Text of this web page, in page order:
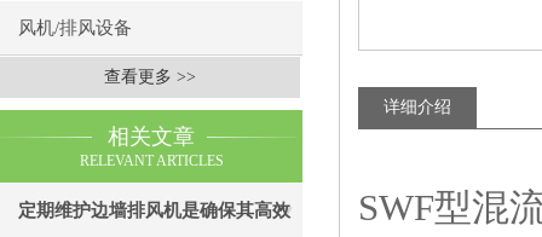
风机/排风设备
查看更多 >>
相关文章
RELEVANT ARTICLES
定期维护边墙排风机是确保其高效
详细介绍
SWF型混